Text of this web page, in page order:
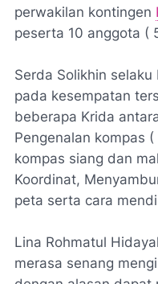
perwakilan kontingen
peserta 10 anggota (
Serda Solikhin
pada kesempatan
beberapa Krida
Pengenalan kompas
kompas siang dan
Koordinat,
peta serta cara
Lina Rohmatul
merasa senang